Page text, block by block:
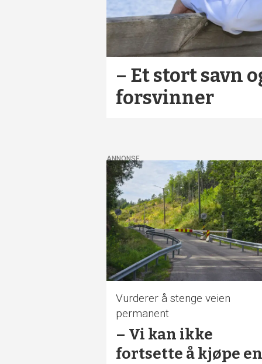
– Et stort savn
forsvinner
ANNONSE
Vurderer å stenge veien
permanent
– Vi kan ikke
fortsette å kjøpe en